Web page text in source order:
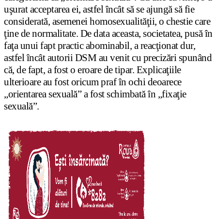
uşurat acceptarea ei, astfel încât să se ajungă să fie
considerată, asemenei homosexualităţii, o chestie care
ţine de normalitate. De data aceasta, societatea, pusă în
faţa unui fapt practic abominabil, a reacţionat dur,
astfel încât autorii DSM au venit cu precizări spunând
că, de fapt, a fost o eroare de tipar. Explicaţiile
ulterioare au fost oricum praf în ochi deoarece
„orientarea sexuală” a fost schimbată în „fixaţie
sexuală”.